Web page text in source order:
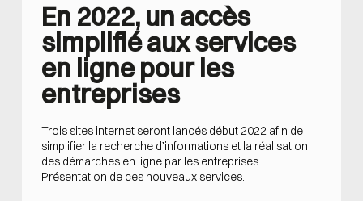
En 2022, un accès
simplifié aux services
en ligne pour les
entreprises
Trois sites internet seront lancés début 2022 afin de
simplifier la recherche d’informations et la réalisation
des démarches en ligne par les entreprises.
Présentation de ces nouveaux services.